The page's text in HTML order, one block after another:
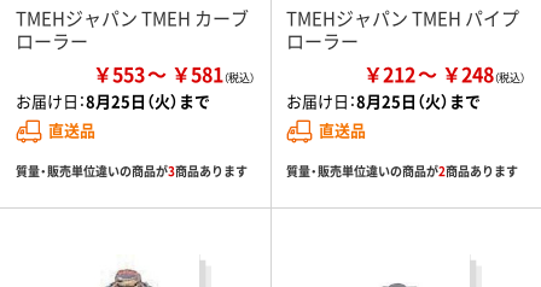
TMEHジャパン TMEH カーブ
ローラー
￥553 ￥581
お届け日：8月25日（火）まで
直送品
質量・販売単位違いの商品が3商品あります
TMEHジャパン TMEH パイプ
ローラー
￥212 ￥248
お届け日：8月25日（火）まで
直送品
質量・販売単位違いの商品が2商品あります